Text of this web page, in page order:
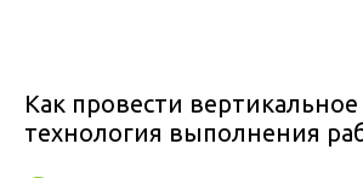
Как провести
технология выполнения